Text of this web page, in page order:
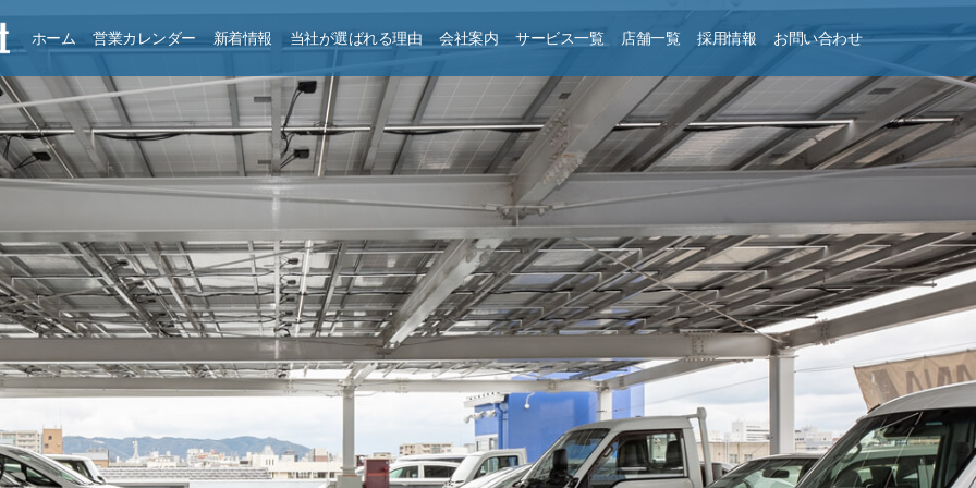
ホーム 営業カレンダー 新着情報 当社が選ばれる理由 会社案内 サービス一覧 店舗一覧 採用情報 お問い合わせ